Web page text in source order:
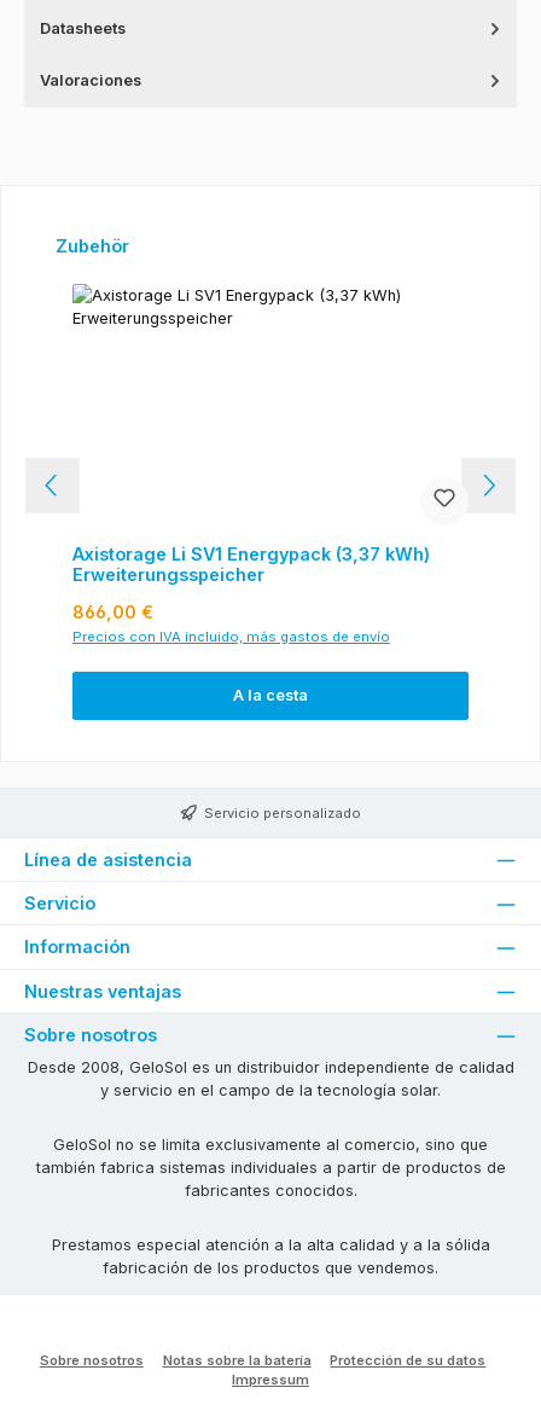
Datasheets
Valoraciones
Omitir la galería de productos
Zubehör
Axistorage Li SV1 Energypack (3,37 kWh)
Erweiterungsspeicher
Precio normal:
866,00 €
Precios con IVA incluido, más gastos de envío
A la cesta
Servicio personalizado
Línea de asistencia
Servicio
Información
Nuestras ventajas
Sobre nosotros
Desde 2008, GeloSol es un distribuidor independiente de calidad
y servicio en el campo de la tecnología solar.
GeloSol no se limita exclusivamente al comercio, sino que
también fabrica sistemas individuales a partir de productos de
fabricantes conocidos.
Prestamos especial atención a la alta calidad y a la sólida
fabricación de los productos que vendemos.
Sobre nosotros Notas sobre la batería
Protección de su datos
Impressum